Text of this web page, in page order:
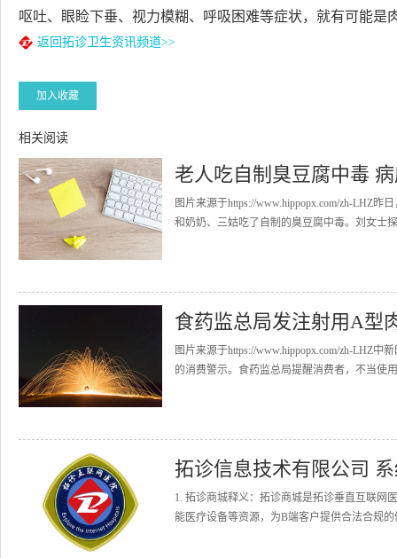
呕吐、眼睑下垂、视力模糊、呼吸困难等症状，就有可能是
返回拓诊卫生资讯频道>>
加入收藏
相关阅读
老人吃自制臭豆腐中毒
图片来源于https://www.hippopx.com/zh-LHZ
和奶奶、三姑吃了自制的臭豆腐中毒。刘女士
食药监总局发注射用A型
图片来源于https://www.hippopx.com/zh-LHZ
的消费警示。食药监总局提醒消费者，不当使
拓诊信息技术有限公司
1. 拓诊商城释义：拓诊商城是拓诊垂直互联网
能医疗设备等资源，为B端客户提供合法合规